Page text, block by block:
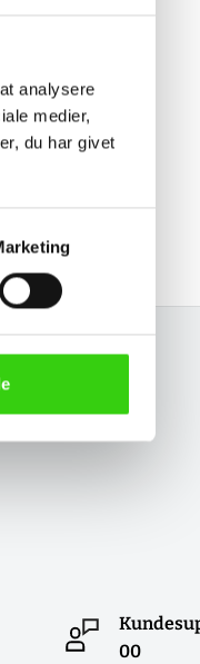
analysere
medier,
du har givet
00